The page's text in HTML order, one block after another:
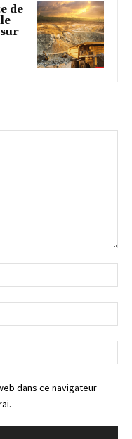
de
:*
:*
:
dans ce navigateur